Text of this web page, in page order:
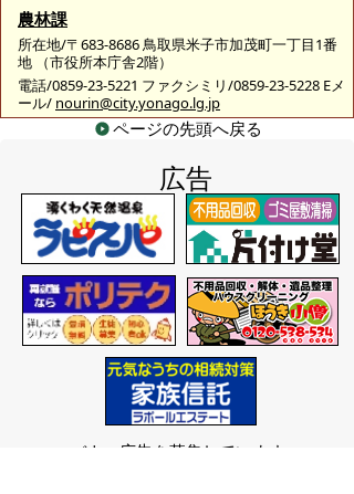
農林課
所在地/〒683-8686 鳥取県米子市加茂町一丁目1番
地 （市役所本庁舎2階）
電話/0859-23-5221 ファクシミリ/0859-23-5228 Eメ
ール/ nourin@city.yonago.lg.jp
ページの先頭へ戻る
広告
バナー広告を募集しています